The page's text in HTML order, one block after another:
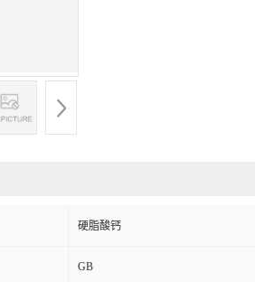
硬脂酸钙
GB